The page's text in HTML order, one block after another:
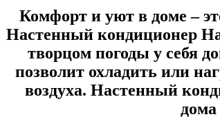
Комфорт и уют в доме –
Настенный кондиционер
творцом погоды у себя
позволит охладить или
воздуха. Настенный
дома